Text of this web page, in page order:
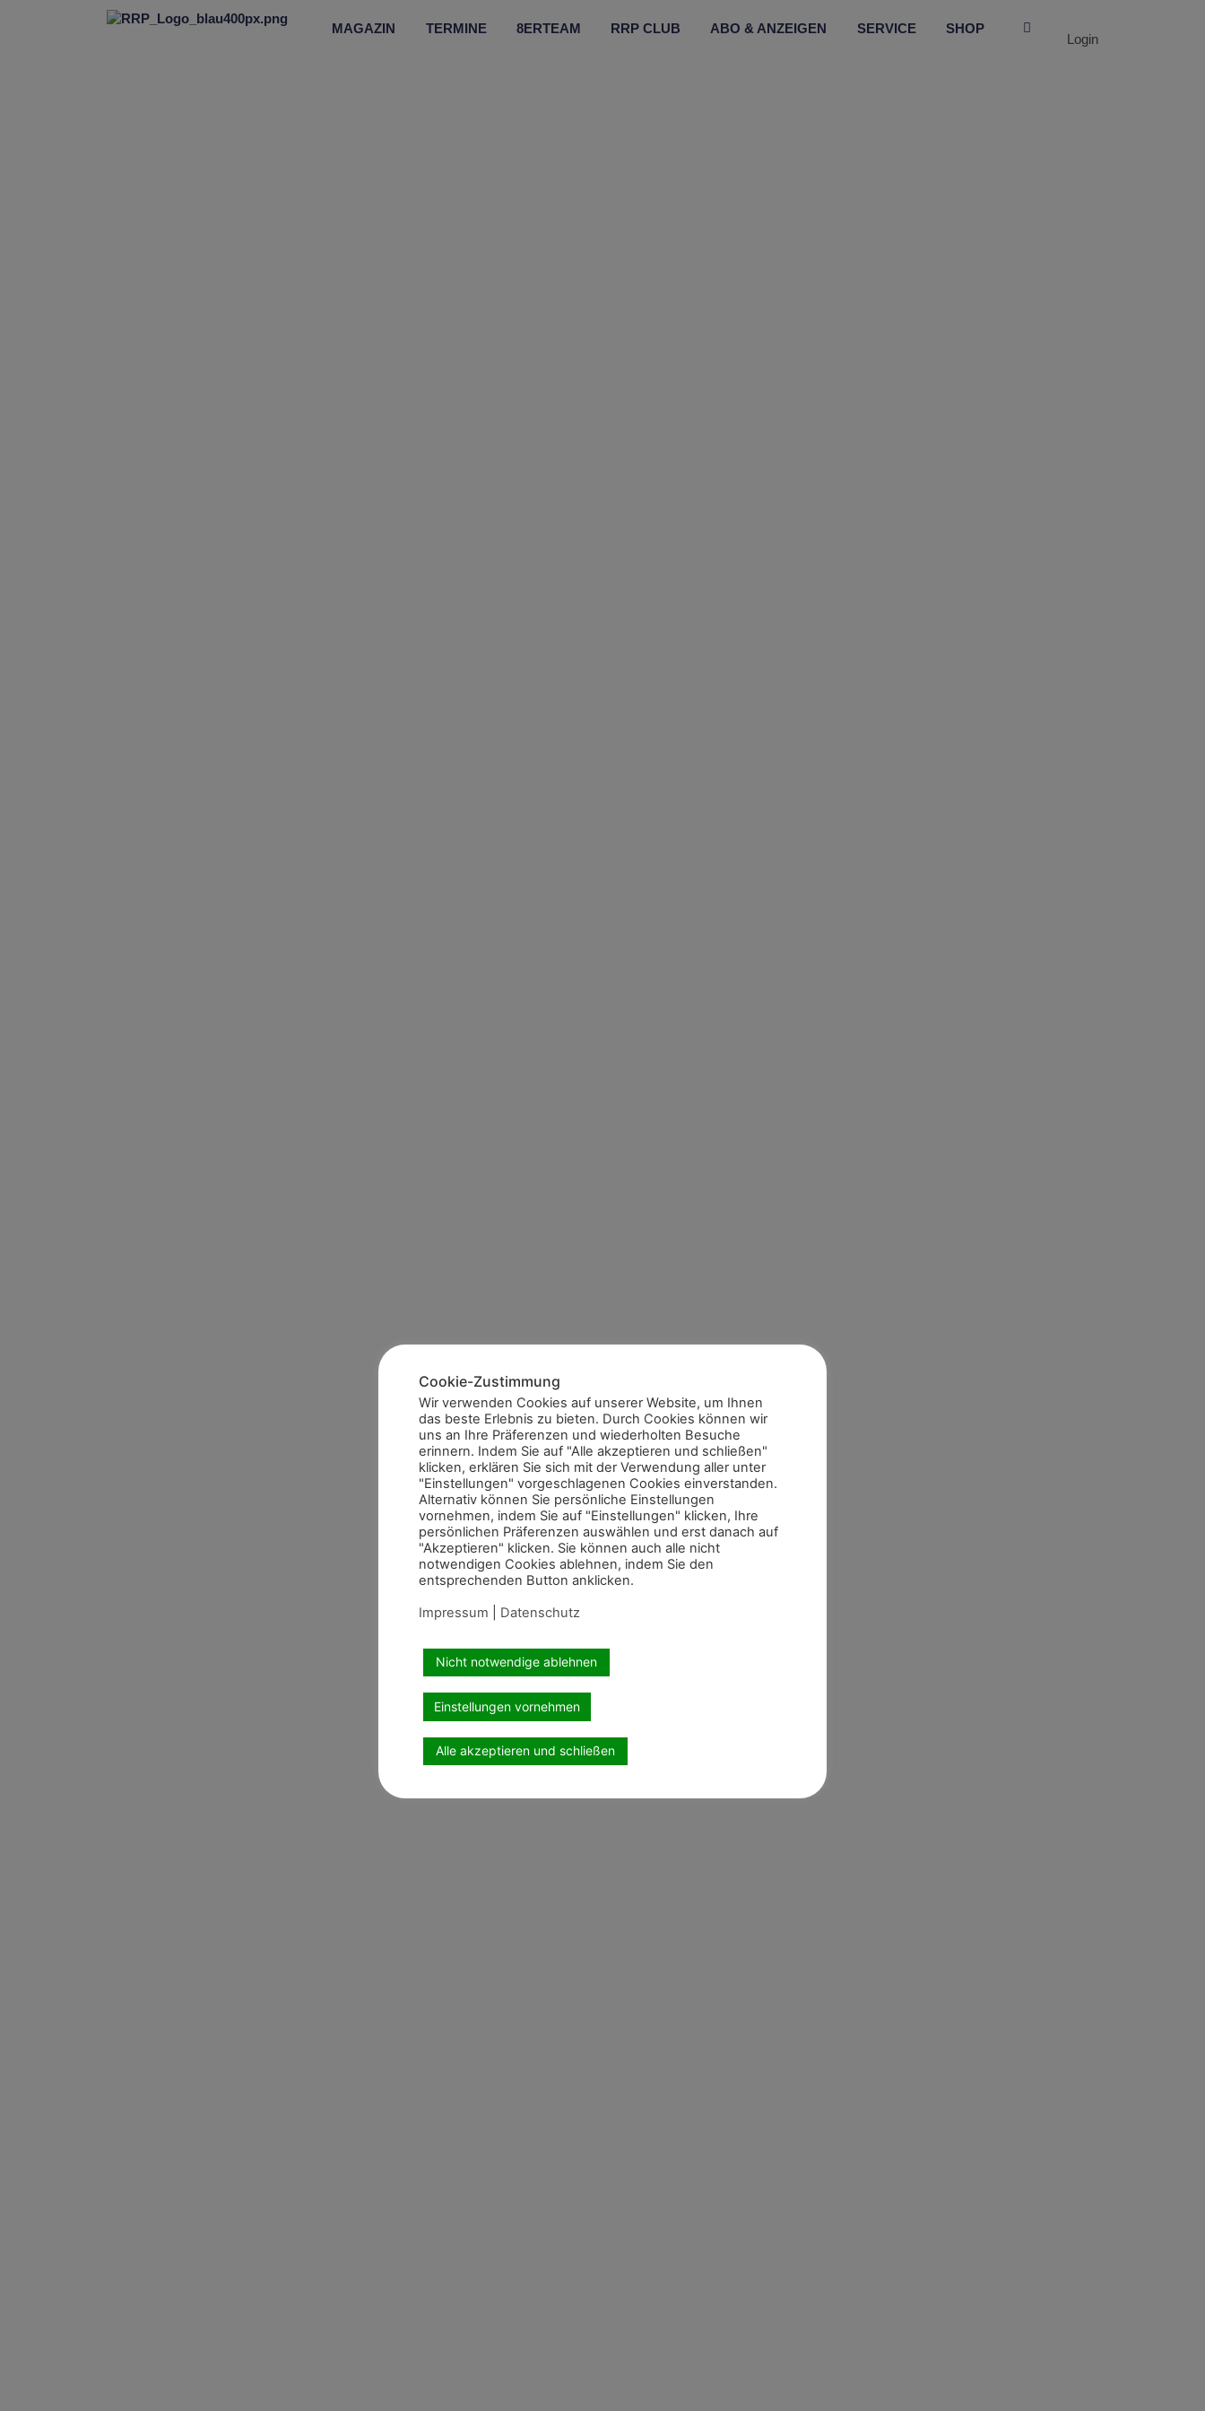
MAGAZIN TERMINE 8ERTEAM RRP CLUB ABO & ANZEIGEN SERVICE SHOP
Login
Cookie-Zustimmung
Wir verwenden Cookies auf unserer Website, um Ihnen
das beste Erlebnis zu bieten. Durch Cookies können wir
uns an Ihre Präferenzen und wiederholten Besuche
erinnern. Indem Sie auf "Alle akzeptieren und schließen"
klicken, erklären Sie sich mit der Verwendung aller unter
"Einstellungen" vorgeschlagenen Cookies einverstanden.
Alternativ können Sie persönliche Einstellungen
vornehmen, indem Sie auf "Einstellungen" klicken, Ihre
persönlichen Präferenzen auswählen und erst danach auf
"Akzeptieren" klicken. Sie können auch alle nicht
notwendigen Cookies ablehnen, indem Sie den
entsprechenden Button anklicken.
Impressum
Datenschutz
Nicht notwendige ablehnen
Einstellungen vornehmen
Alle akzeptieren und schließen